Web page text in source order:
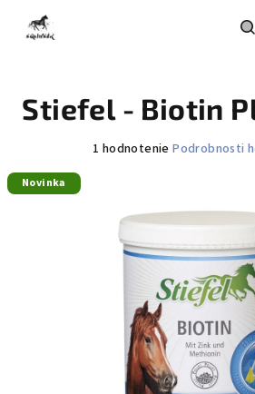
obsah
Stiefel - Biotin
Priemerné
hviezdičiek.
1 hodnotenie Podrobnosti
Novinka